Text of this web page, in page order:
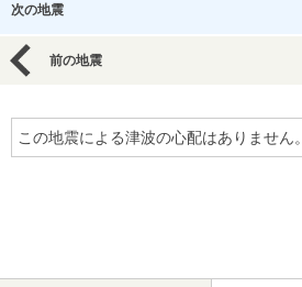
次の地震
前の地震
この地震による津波の心配はありません。